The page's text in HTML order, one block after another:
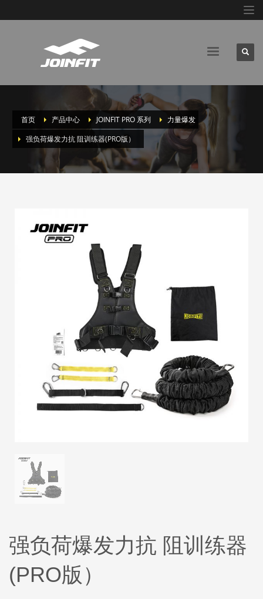
首页 产品中心 JOINFIT PRO 系列
力量爆发
强负荷爆发力抗 阻训练器(PRO版）
强负荷爆发力抗 阻训练器
(PRO版）